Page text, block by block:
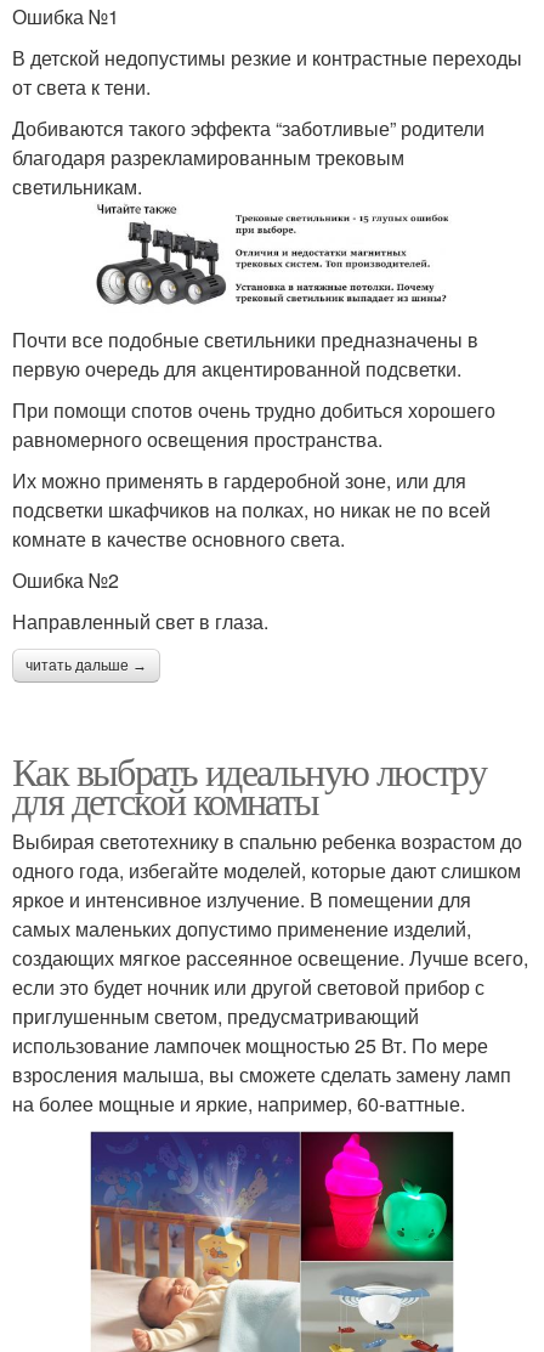
Ошибка №1
В детской недопустимы резкие и контрастные переходы
от света к тени.
Добиваются такого эффекта “заботливые” родители
благодаря разрекламированным трековым
светильникам.
Почти все подобные светильники предназначены в
первую очередь для акцентированной подсветки.
При помощи спотов очень трудно добиться хорошего
равномерного освещения пространства.
Их можно применять в гардеробной зоне, или для
подсветки шкафчиков на полках, но никак не по всей
комнате в качестве основного света.
Ошибка №2
Направленный свет в глаза.
читать дальше →
Как выбрать идеальную люстру
для детской комнаты
Выбирая светотехнику в спальню ребенка возрастом до
одного года, избегайте моделей, которые дают слишком
яркое и интенсивное излучение. В помещении для
самых маленьких допустимо применение изделий,
создающих мягкое рассеянное освещение. Лучше всего,
если это будет ночник или другой световой прибор с
приглушенным светом, предусматривающий
использование лампочек мощностью 25 Вт. По мере
взросления малыша, вы сможете сделать замену ламп
на более мощные и яркие, например, 60-ваттные.